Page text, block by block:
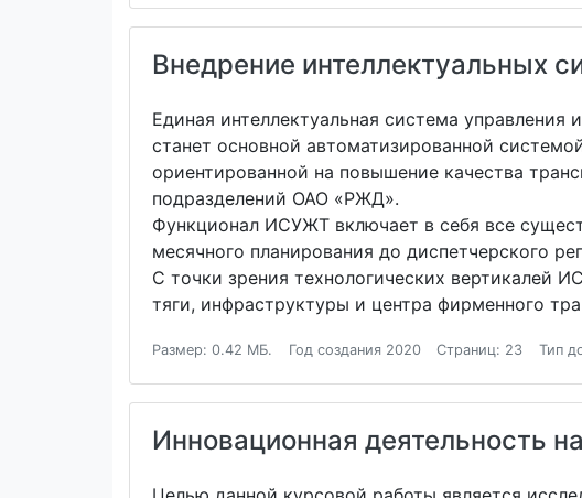
Внедрение интеллектуальных
Единая интеллектуальная система
станет основной автоматизированной
ориентированной на повышение качества
подразделений ОАО «РЖД».
Функционал ИСУЖТ включает в себя все
месячного планирования до диспетчерского
С точки зрения технологических вертикалей
тяги, инфраструктуры и центра фирменного
Размер: 0.42 МБ. Год создания 2020 Страниц: 23 Тип
Инновационная деятельность